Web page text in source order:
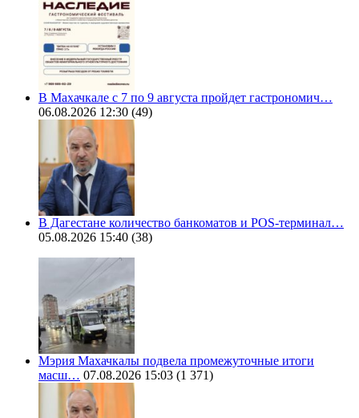
В Махачкале с 7 по 9 августа пройдет гастрономич…
06.08.2026 12:30 (49)
В Дагестане количество банкоматов и POS-терминал…
05.08.2026 15:40 (38)
Мэрия Махачкалы подвела промежуточные итоги
масш… 07.08.2026 15:03 (1 371)